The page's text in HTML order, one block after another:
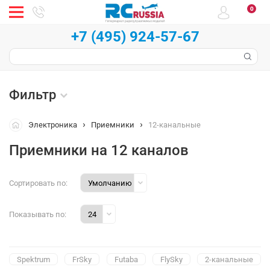
0
+7 (495) 924-57-67
Фильтр
Электроника Приемники 12-канальные
Приемники на 12 каналов
Сортировать по:
Показывать по:
Spektrum FrSky Futaba FlySky
2-канальные